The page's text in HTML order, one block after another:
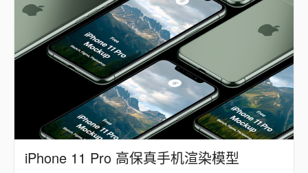
iPhone 11 Pro 高保真手机渲染模型